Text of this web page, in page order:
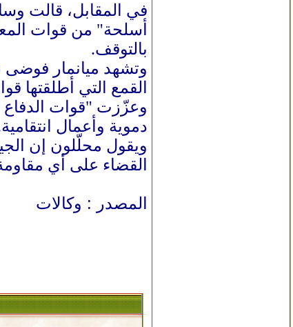
في المقابل، قالت
بالتوقف.
وتشهد ميانمار
القمع التي أطلقتها قوات الأمن
وعزّزت "قوات الدفاع
دموية وأعمال
ويقول محلّلون إن
القضاء على أي
المصدر : وكالات